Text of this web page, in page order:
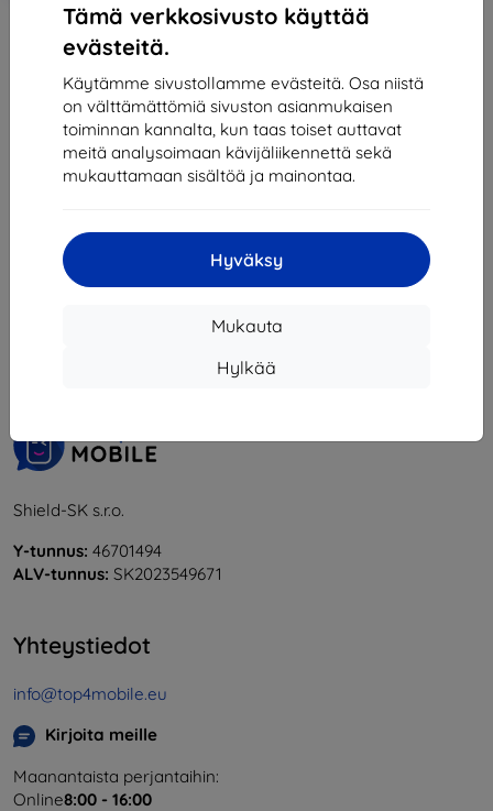
Tämä verkkosivusto käyttää
evästeitä.
Käytämme sivustollamme evästeitä. Osa niistä
on välttämättömiä sivuston asianmukaisen
toiminnan kannalta, kun taas toiset auttavat
meitä analysoimaan kävijäliikennettä sekä
mukauttamaan sisältöä ja mainontaa.
Hyväksy
Mukauta
Hylkää
3mk Hardy Fusion Hybrid glass
for Amazon Kindle Oasis 2/3
24,90 €
22,41 €
Varastossa > 5 kpl
yhteensä5.
Shield-SK s.r.o.
Y-tunnus: 46701494
ALV-tunnus: SK2023549671
Yhteystiedot
info@top4mobile.eu
Kirjoita meille
Maanantaista perjantaihin:
Online8:00 - 16:00